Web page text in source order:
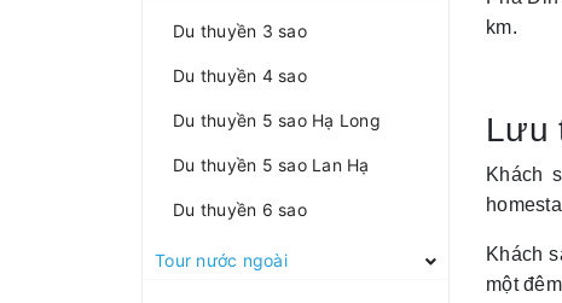
Du thuyền 3 sao
Du thuyền 4 sao
Du thuyền 5 sao Hạ Long
Du thuyền 5 sao Lan Hạ
Du thuyền 6 sao
Tour nước ngoài
km.
Lưu
Khách
Khách
một